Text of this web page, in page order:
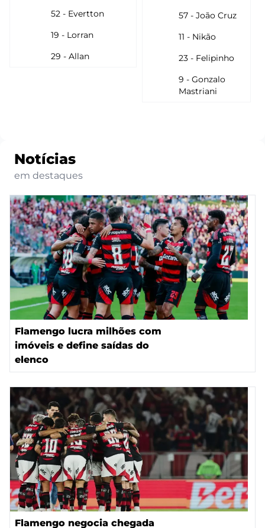
52 - Evertton
19 - Lorran
29 - Allan
57 - João Cruz
11 - Nikão
23 - Felipinho
9 - Gonzalo
Mastriani
Notícias
em destaques
Flamengo lucra milhões com
imóveis e define saídas do
elenco
Flamengo negocia chegada